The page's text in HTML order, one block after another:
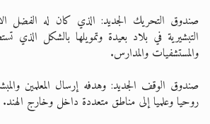
صندوق التحريك الجديد: الذي كان له الفضل
التبشيرية في بلاد بعيدة وتمويلها بالشكل الذي
والمستشفيات والمدارس.
صندوق الوقف الجديد: وهدفه إرسال المعلمين
روحيا وعلميا إلى مناطق متعددة داخل وخارج الهند.